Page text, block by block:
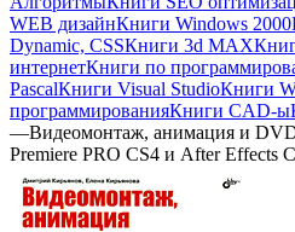
WEB дизайнКниги Windows 2000
Dynamic, CSSКниги 3d MAX
интернетКниги по
PascalКниги Visual StudioКниги
программированияКниги CAD-ы
—Видеомонтаж, анимация и
Premiere PRO CS4 и After Effects